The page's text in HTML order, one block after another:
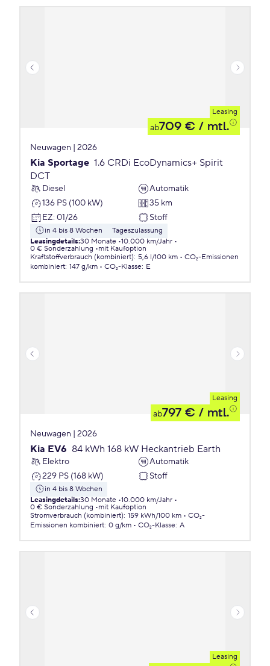
Leasing
ab709 € / mtl.
Neuwagen | 2026
Kia Sportage 1.6 CRDi EcoDynamics+ Spirit
DCT
Diesel
Automatik
136 PS (100 kW)
35 km
EZ: 01/26 Stoff
in 4 bis 8 Wochen
Tageszulassung
Leasingdetails:30 Monate 10.000 km/Jahr
0 € Sonderzahlung
mit Kaufoption
Kraftstoffverbrauch (kombiniert): 5,6 l/100 km
CO₂-Emissionen
kombiniert: 147 g/km CO₂-Klasse: E
Leasing
ab797 € / mtl.
Neuwagen | 2026
Kia EV6 84 kWh 168 kW Heckantrieb Earth
Elektro
Automatik
229 PS (168 kW)
Stoff
in 4 bis 8 Wochen
Leasingdetails:30 Monate 10.000 km/Jahr
0 € Sonderzahlung
mit Kaufoption
Stromverbrauch (kombiniert): 159 kWh/100 km
CO₂-
Emissionen kombiniert: 0 g/km CO₂-Klasse: A
Leasing